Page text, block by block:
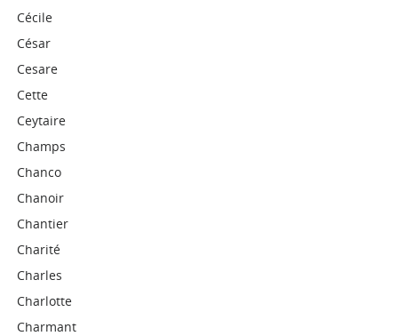
Cécile
César
Cesare
Cette
Ceytaire
Champs
Chanco
Chanoir
Chantier
Charité
Charles
Charlotte
Charmant